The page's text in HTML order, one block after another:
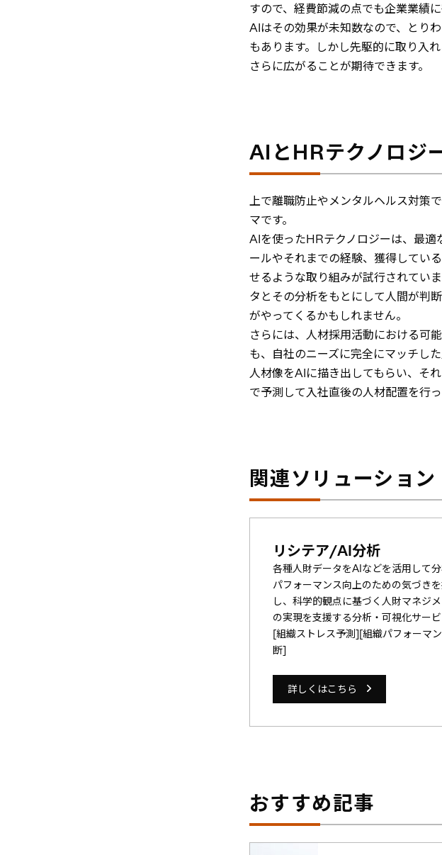
すので、経費節減の点でも企業業績に
AIはその効果が未知数なので、とり
もあります。しかし先駆的に取り入
さらに広がることが期待できます。
AIとHRテクノロジ
上で離職防止やメンタルヘルス対策
マです。
AIを使ったHRテクノロジーは、最適
ールやそれまでの経験、獲得してい
せるような取り組みが試行されてい
タとその分析をもとにして人間が判
がやってくるかもしれません。
さらには、人材採用活動における可
も、自社のニーズに完全にマッチし
人材像をAIに描き出してもらい、そ
で予測して入社直後の人材配置を行
関連ソリューション
リシテア/AI分析
各種人財データをAIなどを活用して
パフォーマンス向上のための気づき
し、科学的観点に基づく人財マネジ
の実現を支援する分析・可視化サービ
[組織ストレス予測][組織パフォーマ
断]
詳しくはこちら
おすすめ記事